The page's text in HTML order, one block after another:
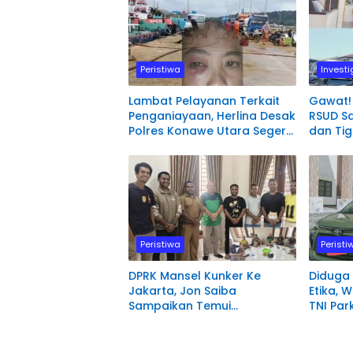
Peristiwa
Lambat Pelayanan Terkait
Penganiayaan, Herlina Desak
Polres Konawe Utara Segera
RSUD
dan
Peristiwa
DPRK Mansel Kunker Ke
Jakarta, Jon Saiba
Sampaikan Temui
Etika,
TNI